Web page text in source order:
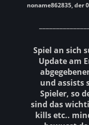
noname862835, der
Spiel an sich
Update am
und assists
Spieler, so
sind das
kills etc..